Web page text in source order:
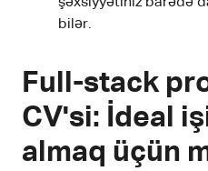
bilər.
Full-stack
CV'si: İdeal
almaq üçün